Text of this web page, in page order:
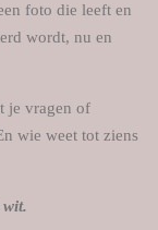
foto die leeft en
wordt, nu en
je vragen of
wie weet tot ziens